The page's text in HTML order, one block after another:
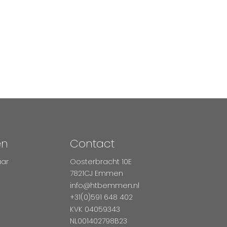
Contact
Oosterbracht 10E
7821CJ Emmen
info@htbemmen.nl
+31(0)591 648 402
KVK 04059343
NL001402798B23